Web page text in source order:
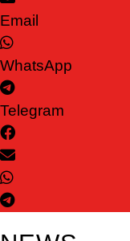
Email
WhatsApp
Telegram